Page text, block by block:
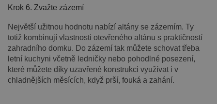
Krok 6. Zvažte zázemí
Největší užitnou hodnotu nabízí altány se zázemím. Ty
totiž kombinují vlastnosti otevřeného altánu s praktičností
zahradního domku. Do zázemí tak můžete schovat třeba
letní kuchyni včetně ledničky nebo pohodlné posezení,
které můžete díky uzavřené konstrukci využívat i v
chladnějších měsících, když prší, fouká a zahání.